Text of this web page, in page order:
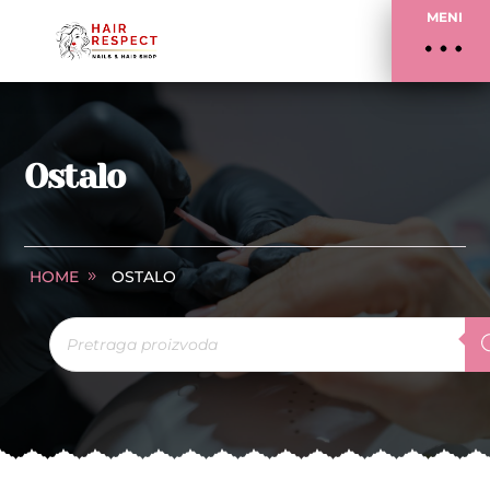
MENI
Ostalo
HOME OSTALO
Products
search